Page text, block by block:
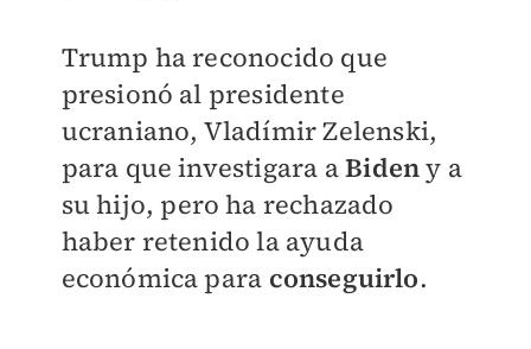
Trump ha reconocido que
presionó al presidente
ucraniano, Vladímir Zelenski,
para que investigara aBideny a
su hijo, pero ha rechazado
haber retenido la ayuda
económica para conseguirlo.